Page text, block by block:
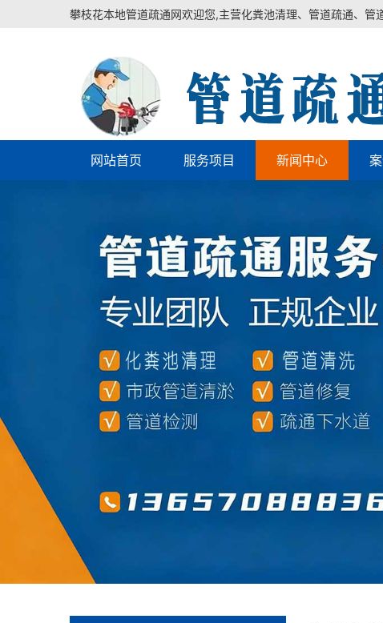
攀枝花本地管道疏通网欢迎您,主营化粪池清理、管道疏通、管
网站首页 服务项目 新闻中心